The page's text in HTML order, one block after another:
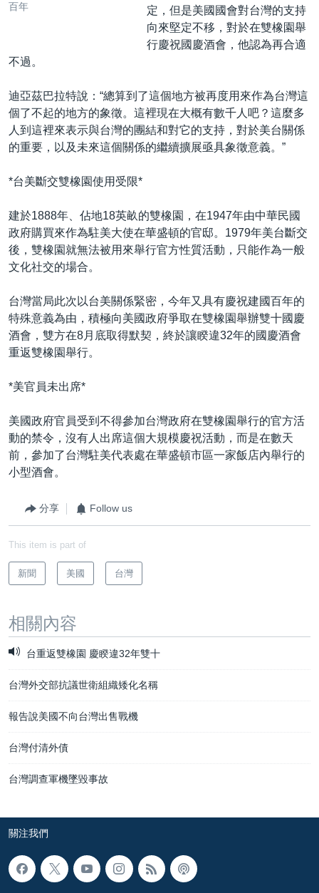
百年
定，但是美國國會對台灣的支持
向來堅定不移，對於在雙橡園舉
行慶祝國慶酒會，他認為再合適
不過。
迪亞茲巴拉特說：“總算到了這個地方被再度用來作為台灣這
個了不起的地方的象徵。這裡現在大概有數千人吧？這麼多
人到這裡來表示與台灣的團結和對它的支持，對於美台關係
的重要，以及未來這個關係的繼續擴展亟具象徵意義。”
*台美斷交雙橡園使用受限*
建於1888年、佔地18英畝的雙橡園，在1947年由中華民國
政府購買來作為駐美大使在華盛頓的官邸。1979年美台斷交
後，雙橡園就無法被用來舉行官方性質活動，只能作為一般
文化社交的場合。
台灣當局此次以台美關係緊密，今年又具有慶祝建國百年的
特殊意義為由，積極向美國政府爭取在雙橡園舉辦雙十國慶
酒會，雙方在8月底取得默契，終於讓睽違32年的國慶酒會
重返雙橡園舉行。
*美官員未出席*
美國政府官員受到不得參加台灣政府在雙橡園舉行的官方活
動的禁令，沒有人出席這個大規模慶祝活動，而是在數天
前，參加了台灣駐美代表處在華盛頓市區一家飯店內舉行的
小型酒會。
分享 Follow us
This item is part of
新聞 美國 台灣
相關內容
台重返雙橡園 慶睽違32年雙十
台灣外交部抗議世衛組織矮化名稱
報告說美國不向台灣出售戰機
台灣付清外債
台灣調查軍機墜毀事故
關注我們